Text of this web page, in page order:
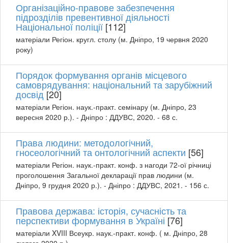
Організаційно-правове забезпечення
підрозділів превентивної діяльності
Національної поліції [112]
матеріали Регіон. кругл. столу (м. Дніпро, 19 червня 2020
року)
Порядок формування органів місцевого
самоврядування: національний та зарубіжний
досвід [20]
матеріали Регіон. наук.-практ. семінару (м. Дніпро, 23
вересня 2020 р.). - Дніпро : ДДУВС, 2020. - 68 с.
Права людини: методологічний,
гносеологічний та онтологічний аспекти [56]
матеріали Регіон. наук.-практ. конф. з нагоди 72-ої річниці
проголошення Загальної декларації прав людини (м.
Дніпро, 9 грудня 2020 р.). - Дніпро : ДДУВС, 2021. - 156 с.
Правова держава: історія, сучасність та
перспективи формування в Україні [76]
матеріали XVIII Всеукр. наук.-практ. конф. ( м. Дніпро, 28